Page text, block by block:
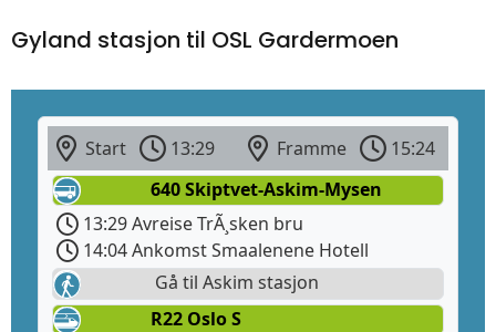
Gyland stasjon til OSL Gardermoen
Start 13:29 Framme
15:24
640 Skiptvet-Askim-Mysen
13:29 Avreise TrÃ¸sken bru
14:04 Ankomst Smaalenene Hotell
Gå til Askim stasjon
R22 Oslo S